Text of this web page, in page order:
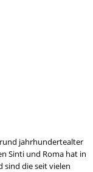
jahrhundertealter
Sinti und Roma hat in
sind die seit vielen